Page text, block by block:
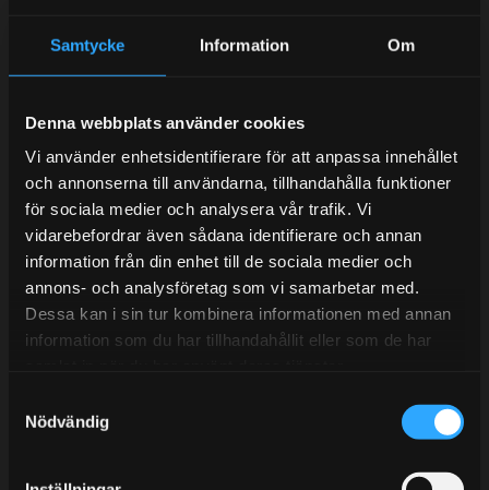
Samtycke Information Om
Denna webbplats använder cookies
Vi använder enhetsidentifierare för att anpassa innehållet
och annonserna till användarna, tillhandahålla funktioner
för sociala medier och analysera vår trafik. Vi
vidarebefordrar även sådana identifierare och annan
information från din enhet till de sociala medier och
annons- och analysföretag som vi samarbetar med.
Dessa kan i sin tur kombinera informationen med annan
information som du har tillhandahållit eller som de har
Nödvändig
Kundtjänst telefon:
Semestertider.
Under V.27 - V.33 nås vi enbart på mejl. Ordrar skickas
under sommaren men med viss fördröjning. 2/7 -9/7 är
det helt stängt.
Mån-Tors: 10:30-15:00
Lunchstängt 12:00-13:00